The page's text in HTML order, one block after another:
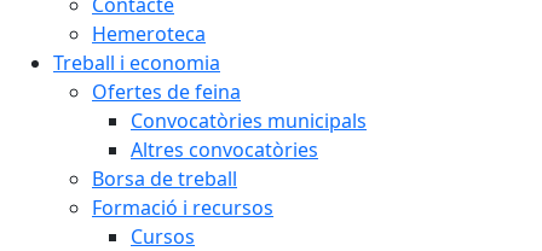
Hemeroteca
Treball i economia
Ofertes de feina
Convocatòries municipals
Altres convocatòries
Borsa de treball
Formació i recursos
Cursos